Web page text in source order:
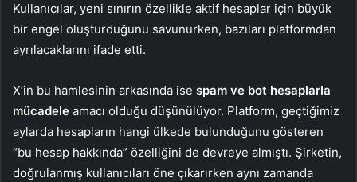
Kullanıcılar, yeni sınırın özellikle aktif hesaplar için büyük
bir engel oluşturduğunu savunurken, bazıları platformdan
ayrılacaklarını ifade etti.
X’in bu hamlesinin arkasında ise spam ve bot hesaplarla
mücadele amacı olduğu düşünülüyor. Platform, geçtiğimiz
aylarda hesapların hangi ülkede bulunduğunu gösteren
“bu hesap hakkında” özelliğini de devreye almıştı. Şirketin,
doğrulanmış kullanıcıları öne çıkarırken aynı zamanda